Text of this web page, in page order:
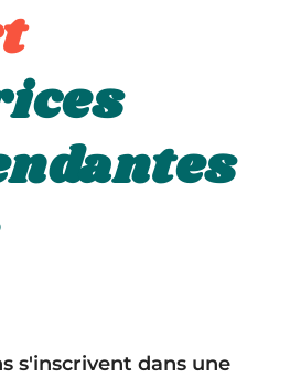
s'inscrivent dans une